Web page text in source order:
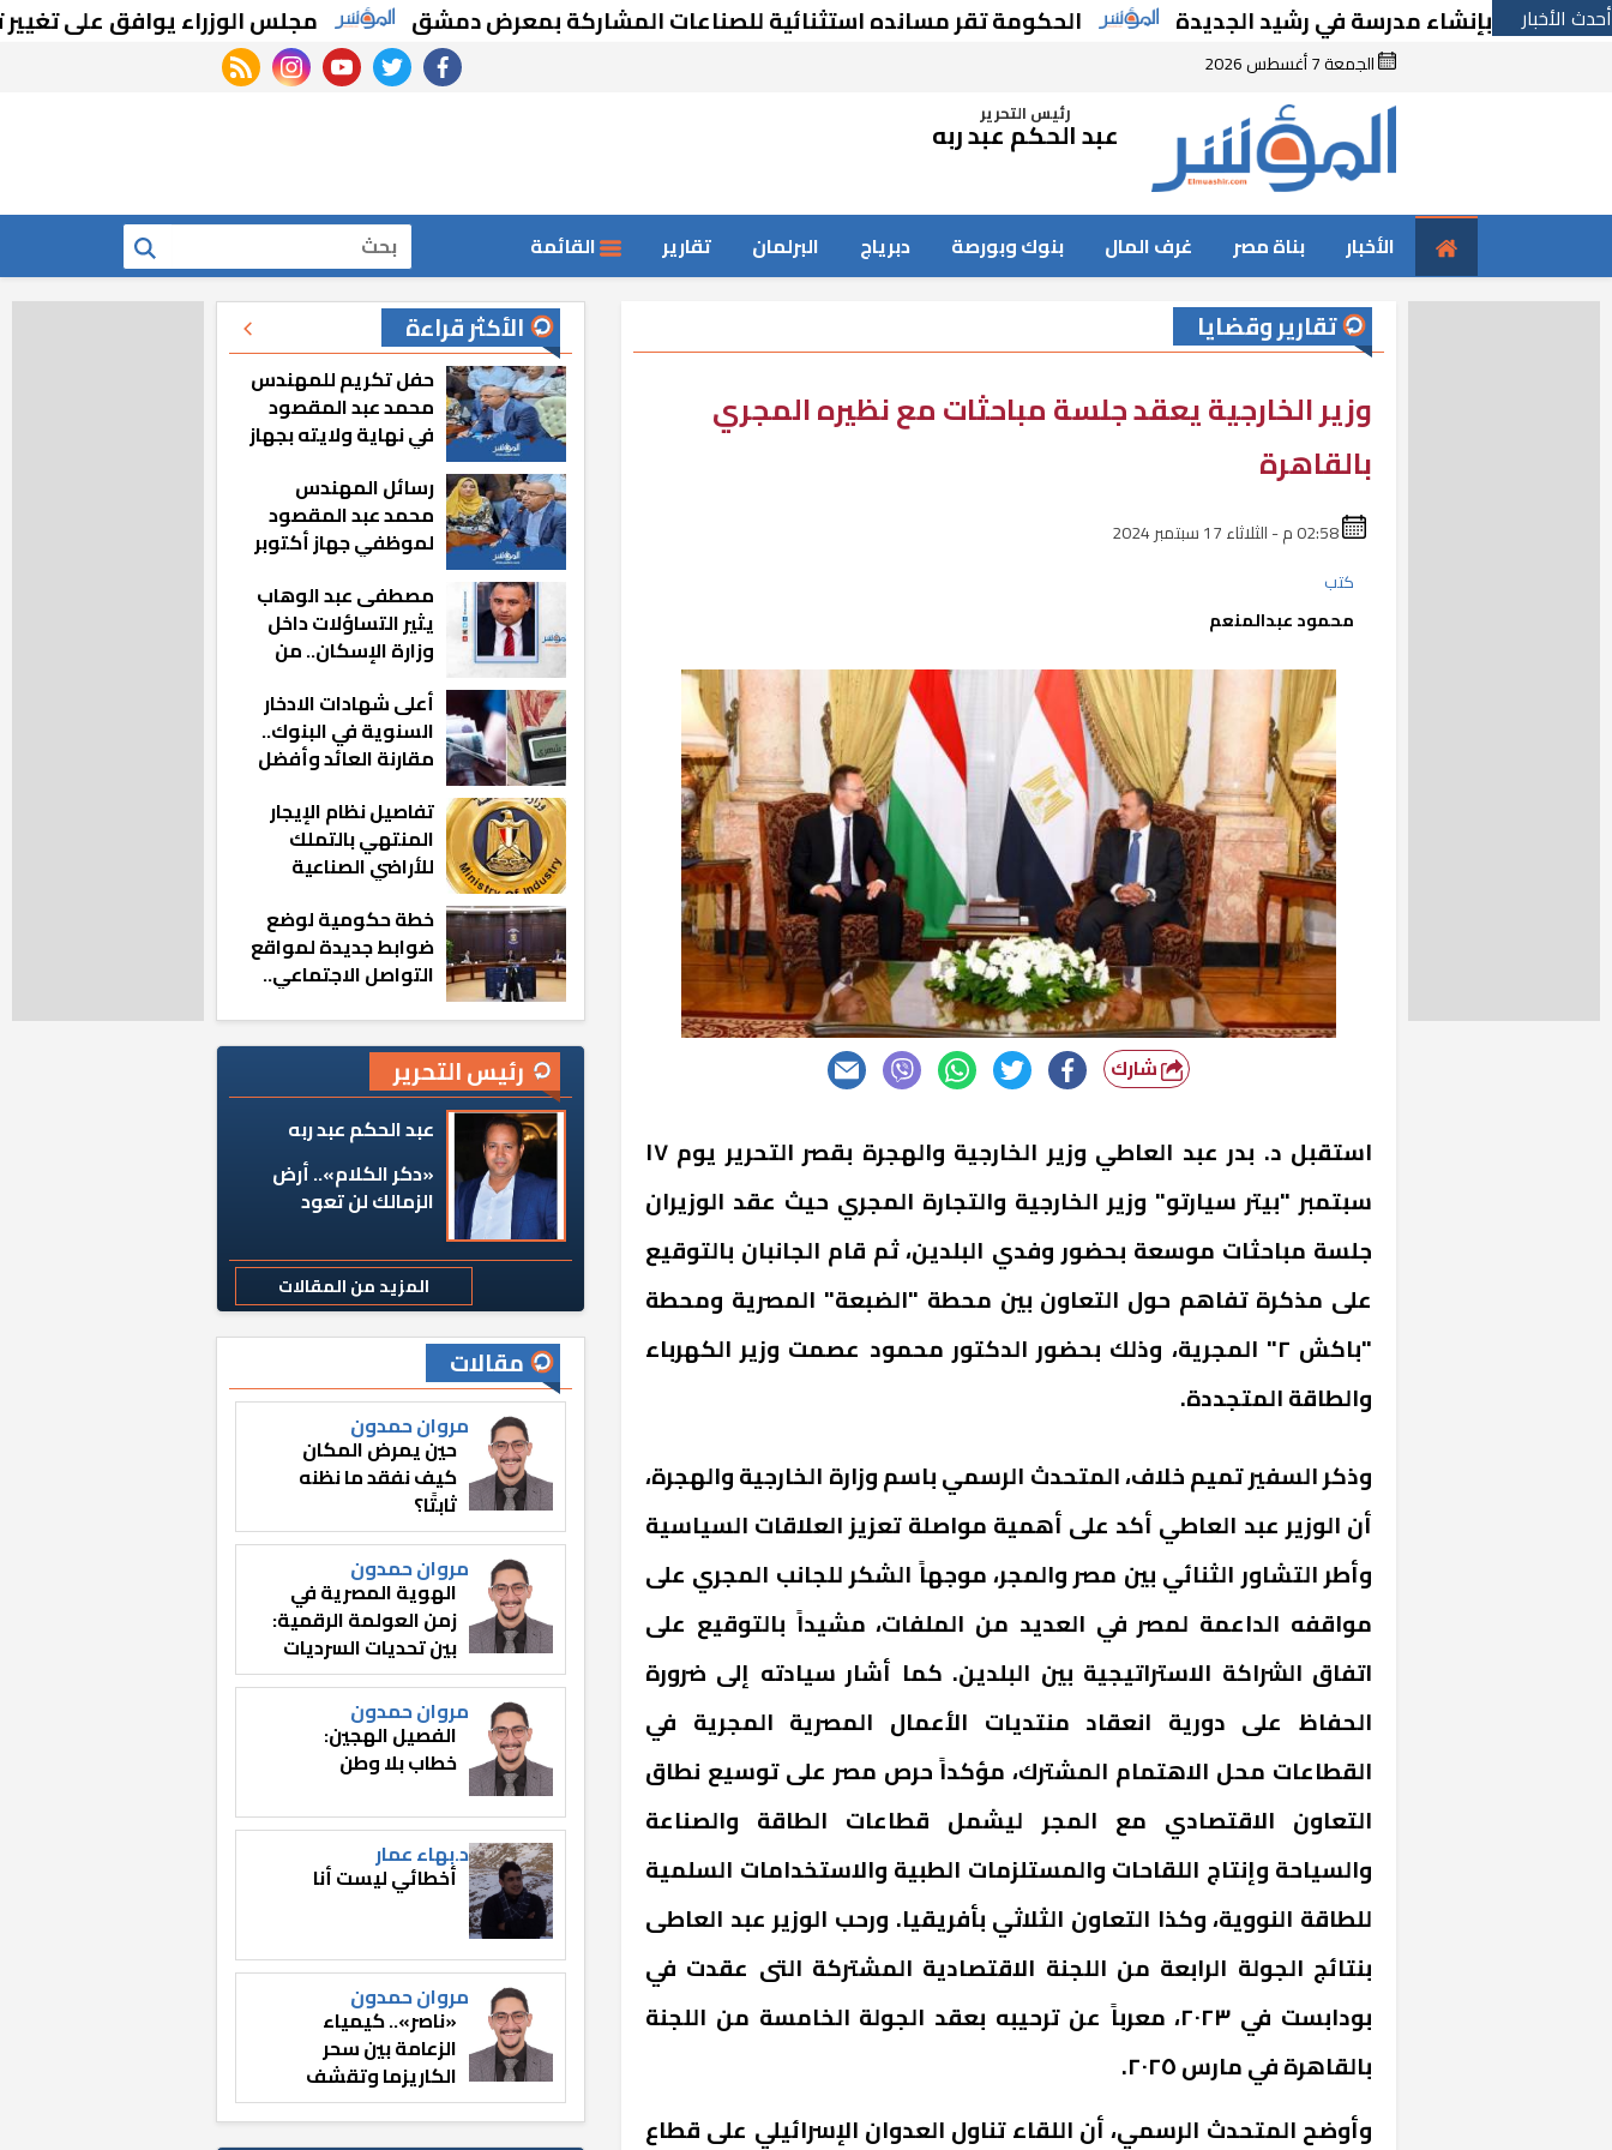
أحدث الأخبار
قرارًا بإنشاء مدرسة في رشيد الجديدة الحكومة تقر مسانده استثنائية للصناعات المشاركة بمعرض دمشق مجلس الوزراء يوافق على تغيير
الجمعة 7 أغسطس 2026 facebook
twitter
youtube
instagram
rss feed
رئيس التحرير
عبد الحكم عبد ربه
الأخبار بناة مصر غرف المال بنوك وبورصة دبرياج البرلمان تقارير القائمة بحث
تقارير وقضايا
وزير الخارجية يعقد جلسة مباحثات مع نظيره المجري
بالقاهرة
كتب
محمود عبدالمنعم
شارك
استقبل د. بدر عبد العاطي وزير الخارجية والهجرة بقصر التحرير يوم ١٧
سبتمبر "بيتر سيارتو" وزير الخارجية والتجارة المجري حيث عقد الوزيران
جلسة مباحثات موسعة بحضور وفدي البلدين، ثم قام الجانبان بالتوقيع
على مذكرة تفاهم حول التعاون بين محطة "الضبعة" المصرية ومحطة
"باكش ٢" المجرية، وذلك بحضور الدكتور محمود عصمت وزير الكهرباء
والطاقة المتجددة.
وذكر السفير تميم خلاف، المتحدث الرسمي باسم وزارة الخارجية والهجرة،
أن الوزير عبد العاطي أكد على أهمية مواصلة تعزيز العلاقات السياسية
وأطر التشاور الثنائي بين مصر والمجر، موجهاً الشكر للجانب المجري على
مواقفه الداعمة لمصر في العديد من الملفات، مشيداً بالتوقيع على
اتفاق الشراكة الاستراتيجية بين البلدين. كما أشار سيادته إلى ضرورة
الحفاظ على دورية انعقاد منتديات الأعمال المصرية المجرية في
القطاعات محل الاهتمام المشترك، مؤكداً حرص مصر على توسيع نطاق
التعاون الاقتصادي مع المجر ليشمل قطاعات الطاقة والصناعة
والسياحة وإنتاج اللقاحات والمستلزمات الطبية والاستخدامات السلمية
للطاقة النووية، وكذا التعاون الثلاثي بأفريقيا. ورحب الوزير عبد العاطى
بنتائج الجولة الرابعة من اللجنة الاقتصادية المشتركة التى عقدت في
بودابست في ٢٠٢٣، معرباً عن ترحيبه بعقد الجولة الخامسة من اللجنة
بالقاهرة في مارس ٢٠٢٥.
وأوضح المتحدث الرسمي، أن اللقاء تناول العدوان الإسرائيلي على قطاع
الأكثر قراءة
حفل تكريم للمهندس
محمد عبد المقصود
في نهاية ولايته بجهاز
رسائل المهندس
محمد عبد المقصود
لموظفي جهاز أكتوبر
مشيت والمدينة
رجعت للخلف»
مصطفى عبد الوهاب
يثير التساؤلات داخل
وزارة الإسكان.. من
المناصب؟
أعلى شهادات الادخار
السنوية في البنوك..
مقارنة العائد وأفضل
تفاصيل نظام الإيجار
المنتهي بالتملك
للأراضي الصناعية
خطة حكومية لوضع
ضوابط جديدة لمواقع
التواصل الاجتماعي..
رئيس التحرير
عبد الحكم عبد ربه
«دكر الكلام».. أرض
الزمالك لن تعود
المزيد من المقالات
مقالات
مروان حمدون
حين يمرض المكان
كيف نفقد ما نظنه
ثابتًا؟
مروان حمدون
الهوية المصرية في
زمن العولمة الرقمية:
بين تحديات السرديات
وصناعة الوعي
مروان حمدون
الفصيل الهجين:
خطاب بلا وطن
د.بهاء عمار
أخطائي ليست أنا
مروان حمدون
«ناصر».. كيمياء
الزعامة بين سحر
الكاريزما وتقشف
الثائر